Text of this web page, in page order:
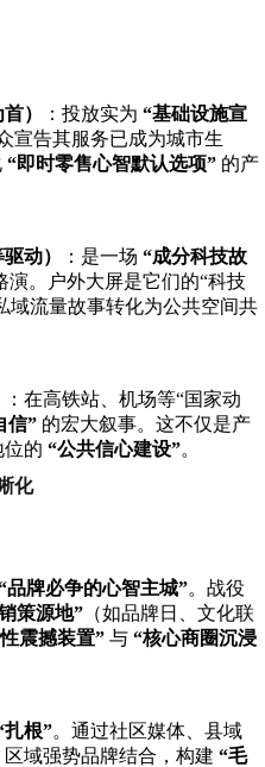
） ：投放实为 “基础设施宣
宣告其服务已成为城市生
“即时零售心智默认选项” 的产
动） ：是一场 “成分科技故
演。户外大屏是它们的“科技
域流量故事转化为公共空间共
：在高铁站、机场等“国家动
信” 的宏大叙事。这不仅是产
的 “公共信心建设”。
化
品牌必争的心智主城”。战役
策源地” （如品牌日、文化联
震撼装置” 与 “核心商圈沉浸
扎根”。通过社区媒体、县域
域强势品牌结合，构建 “毛